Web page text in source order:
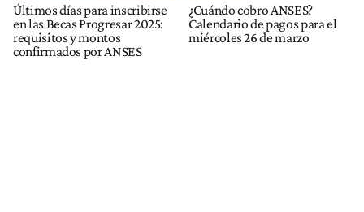
Últimos días para inscribirse
en las Becas Progresar 2025:
requisitos y montos
confirmados por ANSES
¿Cuándo cobro ANSES?
Calendario de pagos para el
miércoles 26 de marzo